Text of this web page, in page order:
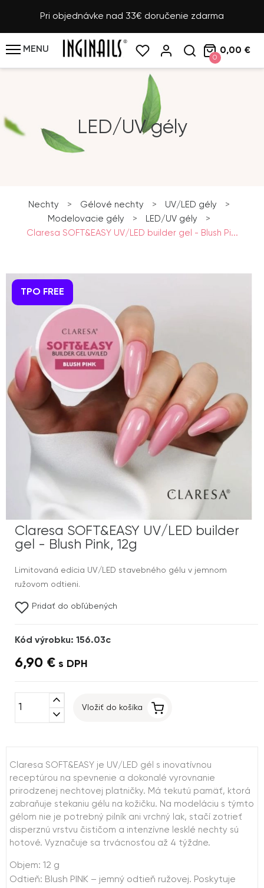
Pri objednávke nad 33€ doručenie zdarma
MENU
0
0,00 €
LED/UV gély
Nechty > Gélové nechty > UV/LED gély
>
Modelovacie gély
> LED/UV gély
>
Claresa SOFT&EASY UV/LED builder gel - Blush Pi...
TPO FREE
Claresa SOFT&EASY UV/LED builder
gel - Blush Pink, 12g
Limitovaná edícia UV/LED stavebného gélu v jemnom
ružovom odtieni.
Pridať do obľúbených
Kód výrobku: 156.03c
6,90 € s DPH
expand_less
expand_more
Vložiť do košíka
Claresa SOFT&EASY je UV/LED gél s inovatívnou
receptúrou na spevnenie a dokonalé vyrovnanie
prirodzenej nechtovej platničky. Má tekutú pamäť, ktorá
zabraňuje stekaniu gélu na kožičku. Na modeláciu s týmto
gélom nie je potrebný pilník ani vrchný lak, stačí zotrieť
disperznú vrstvu čističom a intenzívne lesklé nechty sú
hotové. Vyznačuje sa trvácnosťou až 4 týždne.
Objem: 12 g
Odtieň: Blush PINK – jemný odtieň ružovej. Poskytuje